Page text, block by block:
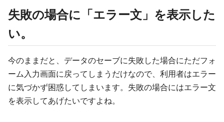
失敗の場合に「エラー文」を表示した
い。
今のままだと、データのセーブに失敗した場合にただフォ
ーム入力画面に戻ってしまうだけなので、利用者はエラー
に気づかず困惑してしまいます。失敗の場合にはエラー文
を表示してあげたいですよね。